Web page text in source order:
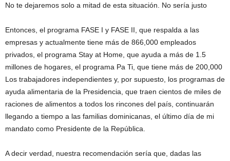
No te dejaremos solo a mitad de esta situación. No sería justo
Entonces, el programa FASE I y FASE II, que respalda a las
empresas y actualmente tiene más de 866,000 empleados
privados, el programa Stay at Home, que ayuda a más de 1.5
millones de hogares, el programa Pa Ti, que tiene más de 200,000
Los trabajadores independientes y, por supuesto, los programas de
ayuda alimentaria de la Presidencia, que traen cientos de miles de
raciones de alimentos a todos los rincones del país, continuarán
llegando a tiempo a las familias dominicanas, el último día de mi
mandato como Presidente de la República.
A decir verdad, nuestra recomendación sería que, dadas las